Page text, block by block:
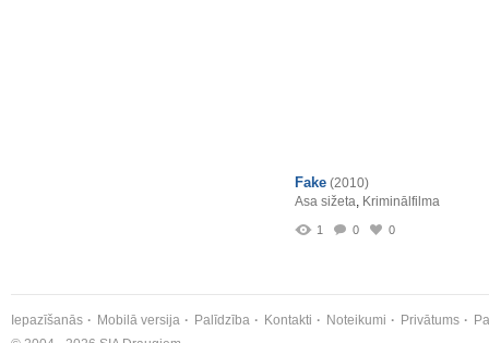
Fake (2010)
Asa sižeta, Kriminālfilma
1 0 0
Iepazīšanās Mobilā versija Palīdzība Kontakti Noteikumi Privātums